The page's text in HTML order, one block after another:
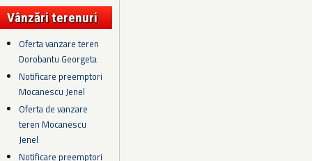
Vânzări terenuri
Oferta vanzare teren
Dorobantu Georgeta
Notificare preemptori
Mocanescu Jenel
Oferta de vanzare
teren Mocanescu
Jenel
Notificare preemptori